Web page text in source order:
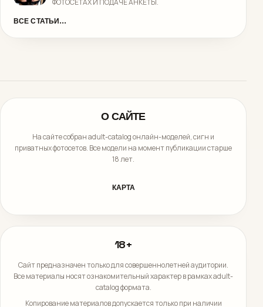
ФОТОСЕТАХ И ПОДАЧЕ АНКЕТЫ.
ВСЕ СТАТЬИ...
О САЙТЕ
На сайте собран adult-catalog онлайн-моделей, сигн и
приватных фотосетов. Все модели на момент публикации старше
18 лет.
КАРТА
18+
Сайт предназначен только для совершеннолетней аудитории.
Все материалы носят ознакомительный характер в рамках adult-
catalog формата.
Копирование материалов допускается только при наличии